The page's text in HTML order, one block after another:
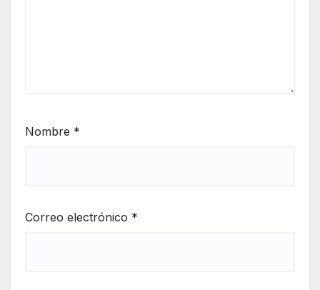
Nombre *
Correo electrónico *